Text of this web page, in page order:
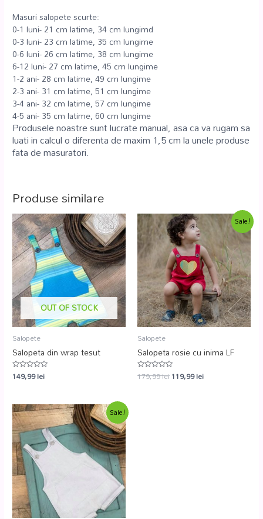
Masuri salopete scurte:
0-1 luni- 21 cm latime, 34 cm lungimd
0-3 luni- 23 cm latime, 35 cm lungime
0-6 luni- 26 cm latime, 38 cm lungime
6-12 luni- 27 cm latime, 45 cm lungime
1-2 ani- 28 cm latime, 49 cm lungime
2-3 ani- 31 cm latime, 51 cm lungime
3-4 ani- 32 cm latime, 57 cm lungime
4-5 ani- 35 cm latime, 60 cm lungime
Produsele noastre sunt lucrate manual, asa ca va rugam sa
luati in calcul o diferenta de maxim 1,5 cm la unele produse
fata de masuratori.
Produse similare
OUT OF STOCK
Salopete
Salopeta din wrap tesut
Evaluat
la
149,99lei
Sale!
Salopete
Salopeta rosie cu inima LF
Evaluat
la
179,99lei119,99lei
Sale!